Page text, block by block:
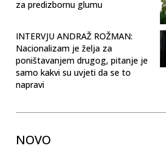
za predizbornu glumu
INTERVJU ANDRAŽ ROŽMAN:
Nacionalizam je želja za
poništavanjem drugog, pitanje je
samo kakvi su uvjeti da se to
napravi
NOVO